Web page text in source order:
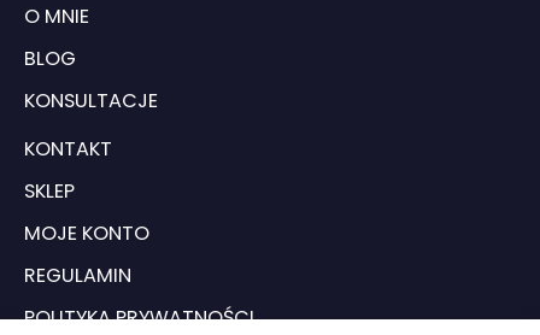
O MNIE
BLOG
KONSULTACJE
KONTAKT
SKLEP
MOJE KONTO
REGULAMIN
POLITYKA PRYWATNOŚCI